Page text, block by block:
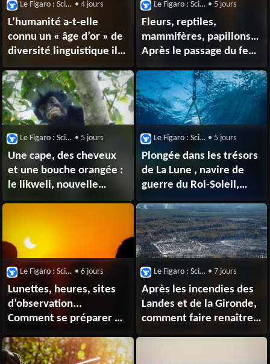
Le Figaro : Sciences • 4 jours
L’humanité a-t-elle
connu un « âge d’or » de
diversité linguistique il y
a 2 000 à 3 000 ans ?
Le Figaro : Sciences • 5 jours
Fleurs, reptiles,
mammifères, papillons…
Après le passage du feu,
tout un écosystème est
à reconstruire
Le Figaro : Sciences • 5 jours
Une cape, des cheveux
et une bouche orangée :
le likweli, nouvelle
espèce de singe
Le Figaro : Sciences • 5 jours
Plongée dans les trésors
de La Lune , navire de
guerre du Roi-Soleil,
englouti au large
de Toulon
Le Figaro : Sciences • 6 jours
Lunettes, heures, sites
d’observation...
Comment se préparer au
Soleil du 12 août ?
Le Figaro : Sciences • 7 jours
Après les incendies des
Landes et de la Gironde,
comment faire renaître